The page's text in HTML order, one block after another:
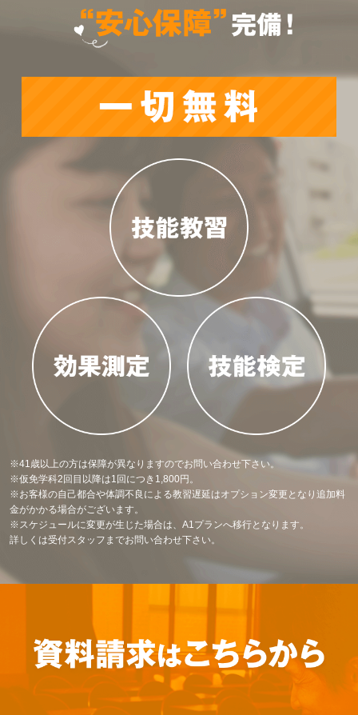
※41歳以上の方は保障が異なりますのでお問い合わせ下さい。
※仮免学科2回目以降は1回につき1,800円。
※お客様の自己都合や体調不良による教習遅延はオプション変更となり追加料
金がかかる場合がございます。
※スケジュールに変更が生じた場合は、A1プランへ移行となります。
詳しくは受付スタッフまでお問い合わせ下さい。